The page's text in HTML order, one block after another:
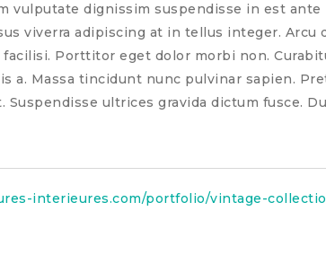
vulputate dignissim suspendisse in est
viverra adipiscing at in tellus integer.
Porttitor eget dolor morbi non.
a. Massa tincidunt nunc pulvinar sapien.
Suspendisse ultrices gravida dictum fusce.
interieures.com/portfolio/vintage-